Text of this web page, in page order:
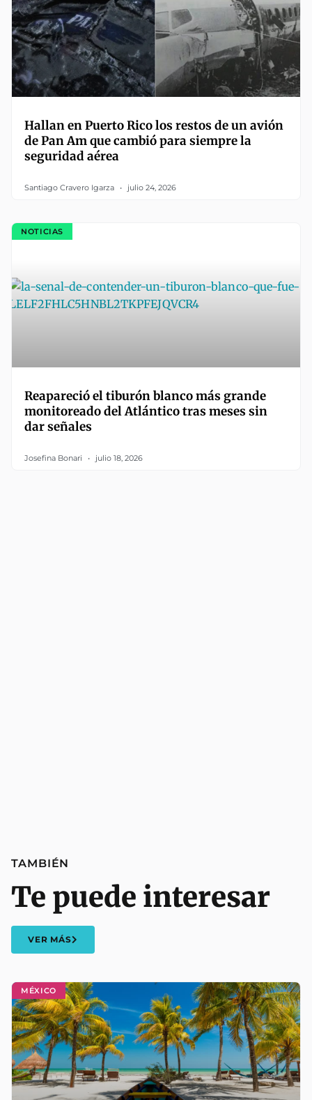
Hallan en Puerto Rico los restos de un avión
de Pan Am que cambió para siempre la
seguridad aérea
Santiago Cravero Igarza julio 24, 2026
NOTICIAS
Reapareció el tiburón blanco más grande
monitoreado del Atlántico tras meses sin
dar señales
Josefina Bonari julio 18, 2026
MÉXICO
TAMBIÉN
Te puede interesar
VER MÁS